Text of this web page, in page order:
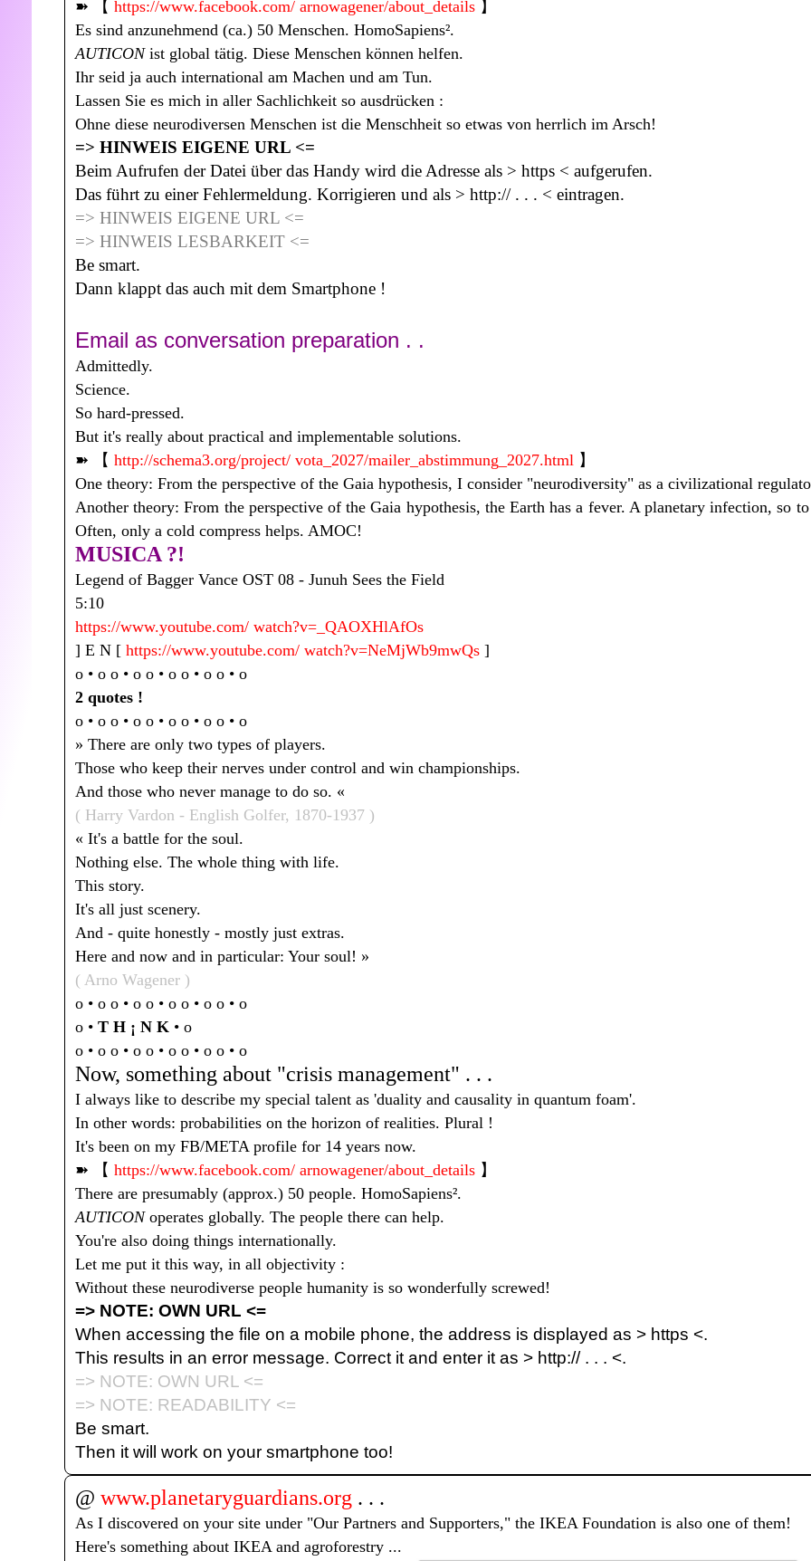
➽️ 【 https://www.facebook.com/ arnowagener/about_details 】
Es sind anzunehmend (ca.) 50 Menschen. HomoSapiens².
AUTICONist global tätig. Diese Menschen können helfen.
Ihr seid ja auch international am Machen und am Tun.
Lassen Sie es mich in aller Sachlichkeit so ausdrücken :
Ohne diese neurodiversen Menschen ist die Menschheit so etwas von herrlich im Arsch!
=> HINWEIS EIGENE URL <=
Beim Aufrufen der Datei über das Handy wird die Adresse als > https < aufgerufen.
Das führt zu einer Fehlermeldung. Korrigieren und als > http:// . . . < eintragen.
=> HINWEIS EIGENE URL <=
=> HINWEIS LESBARKEIT <=
Be smart.
Dann klappt das auch mit dem Smartphone !
Email as conversation preparation . .
Admittedly.
Science.
So hard-pressed.
But it's really about practical and implementable solutions.
➽️ 【 http://schema3.org/project/ vota_2027/mailer_abstimmung_2027.html 】
One theory: From the perspective of the Gaia hypothesis, I consider "neurodiversity" as a civilizational
Another theory: From the perspective of the Gaia hypothesis, the Earth has a fever. A planetary infection, so
Often, only a cold compress helps. AMOC!
MUSICA ?!
Legend of Bagger Vance OST 08 - Junuh Sees the Field
5:10
https://www.youtube.com/ watch?v=_QAOXHlAfOs
] E N [ https://www.youtube.com/ watch?v=NeMjWb9mwQs ]
o • o o • o o • o o • o o • o
2 quotes !
o • o o • o o • o o • o o • o
» There are only two types of players.
Those who keep their nerves under control and win championships.
And those who never manage to do so. «
( Harry Vardon - English Golfer, 1870-1937 )
« It's a battle for the soul.
Nothing else. The whole thing with life.
This story.
It's all just scenery.
And - quite honestly - mostly just extras.
Here and now and in particular: Your soul! »
( Arno Wagener )
o • o o • o o • o o • o o • o
o • T H ¡ N K • o
o • o o • o o • o o • o o • o
Now, something about "crisis management" . . .
I always like to describe my special talent as 'duality and causality in quantum foam'.
In other words: probabilities on the horizon of realities. Plural !
It's been on my FB/META profile for 14 years now.
➽️ 【 https://www.facebook.com/ arnowagener/about_details 】
There are presumably (approx.) 50 people. HomoSapiens².
AUTICONoperates globally. The people there can help.
You're also doing things internationally.
Let me put it this way, in all objectivity :
Without these neurodiverse people humanity is so wonderfully screwed!
=> NOTE: OWN URL <=
When accessing the file on a mobile phone, the address is displayed as > https <.
This results in an error message. Correct it and enter it as > http:// . . . <.
=> NOTE: OWN URL <=
=> NOTE: READABILITY <=
Be smart.
Then it will work on your smartphone too!
@ www.planetaryguardians.org . . .
As I discovered on your site under "Our Partners and Supporters," the IKEA Foundation is also one of them!
Here's something about IKEA and agroforestry ...